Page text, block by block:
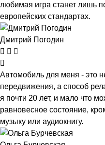
любимая игра станет лишь
европейских стандартах.
Дмитрий Погодин
Автомобиль для меня - это
передвижения, а способ
я почти 20 лет, и мало что
равновесное состояние,
музыку или аудиокнигу.